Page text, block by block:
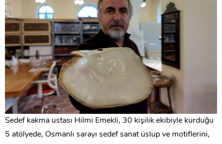
Sedef kakma ustası Hilmi Emekli, 30 kişilik ekibiyle kurduğu
5 atölyede, Osmanlı sarayı sedef sanat üslup ve motiflerini,